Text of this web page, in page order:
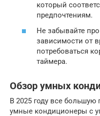
который
предпочтениям.
Не забывайте
зависимости от
потребоваться
таймера.
Обзор умных
В 2025 году все большую
умные кондиционеры с